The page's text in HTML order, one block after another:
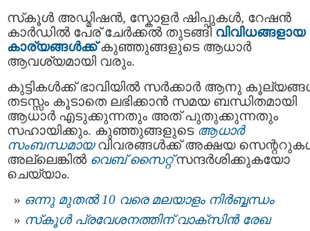
സ്‌കൂൾ അഡ്മിഷൻ, സ്കോളര്‍ ഷിപ്പുകള്‍, റേഷന്‍
കാര്‍ഡില്‍ പേര് ചേര്‍ക്കല്‍ തുടങ്ങി വിവിധങ്ങളായ
കാര്യങ്ങൾക്ക്കുഞ്ഞുങ്ങളുടെ ആധാർ
ആവശ്യമായി വരും.
കുട്ടികള്‍ക്ക് ഭാവിയില്‍ സര്‍ക്കാര്‍ ആനു
തടസ്സം കൂടാതെ ലഭിക്കാൻ സമയ ബന്ധിതമായി
ആധാര്‍ എടുക്കുന്നതും അത് പുതുക്കുന്നതും
സഹായിക്കും. കുഞ്ഞുങ്ങളുടെ ആധാർ
സംബന്ധമായ വിവരങ്ങൾക്ക് അക്ഷയ
അല്ലെങ്കിൽ വെബ് സൈറ്റ്സന്ദർശിക്കുകയോ
ചെയ്യാം.
ഒന്നു മുതല്‍ 10 വരെ മലയാളം നിര്‍ബ്ബന്ധം
സ്‌കൂള്‍ പ്രവേശനത്തിന് വാക്‌സിന്‍ രേഖ